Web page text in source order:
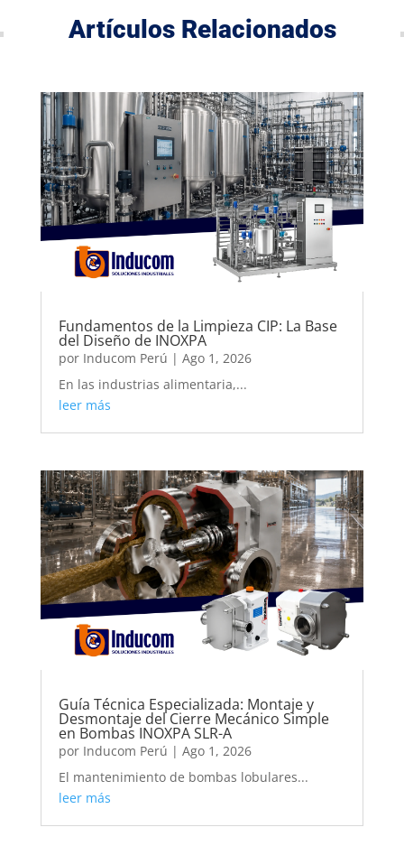
Artículos Relacionados
Fundamentos de la Limpieza CIP: La Base
del Diseño de INOXPA
por Inducom Perú | Ago 1, 2026
En las industrias alimentaria,...
leer más
Guía Técnica Especializada: Montaje y
Desmontaje del Cierre Mecánico Simple
en Bombas INOXPA SLR-A
por Inducom Perú | Ago 1, 2026
El mantenimiento de bombas lobulares...
leer más